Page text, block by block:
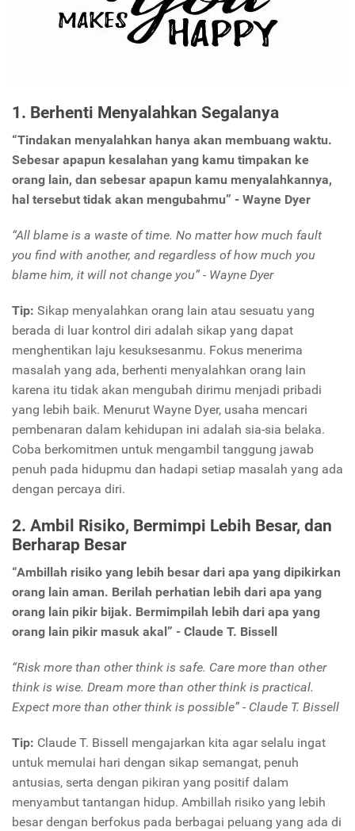
1. Berhenti Menyalahkan Segalanya
“Tindakan menyalahkan hanya akan membuang waktu.
Sebesar apapun kesalahan yang kamu timpakan ke
orang lain, dan sebesar apapun kamu menyalahkannya,
hal tersebut tidak akan mengubahmu” - Wayne Dyer
“All blame is a waste of time. No matter how much fault
you find with another, and regardless of how much you
blame him, it will not change you” - Wayne Dyer
Tip: Sikap menyalahkan orang lain atau sesuatu yang
berada di luar kontrol diri adalah sikap yang dapat
menghentikan laju kesuksesanmu. Fokus menerima
masalah yang ada, berhenti menyalahkan orang lain
karena itu tidak akan mengubah dirimu menjadi pribadi
yang lebih baik. Menurut Wayne Dyer, usaha mencari
pembenaran dalam kehidupan ini adalah sia-sia belaka.
Coba berkomitmen untuk mengambil tanggung jawab
penuh pada hidupmu dan hadapi setiap masalah yang ada
dengan percaya diri.
2. Ambil Risiko, Bermimpi Lebih Besar, dan
Berharap Besar
“Ambillah risiko yang lebih besar dari apa yang dipikirkan
orang lain aman. Berilah perhatian lebih dari apa yang
orang lain pikir bijak. Bermimpilah lebih dari apa yang
orang lain pikir masuk akal” - Claude T. Bissell
“Risk more than other think is safe. Care more than other
think is wise. Dream more than other think is practical.
Expect more than other think is possible” - Claude T. Bissell
Tip: Claude T. Bissell mengajarkan kita agar selalu ingat
untuk memulai hari dengan sikap semangat, penuh
antusias, serta dengan pikiran yang positif dalam
menyambut tantangan hidup. Ambillah risiko yang lebih
besar dengan berfokus pada berbagai peluang yang ada di